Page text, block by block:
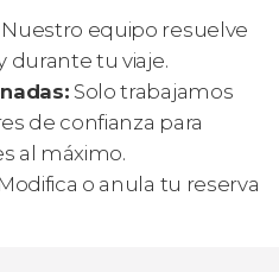
Nuestro equipo resuelve
durante tu viaje.
Solo trabajamos
de confianza para
al máximo.
Modifica o anula tu reserva